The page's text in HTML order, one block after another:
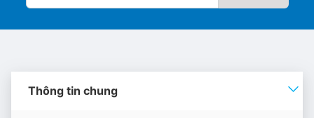
Thông tin chung